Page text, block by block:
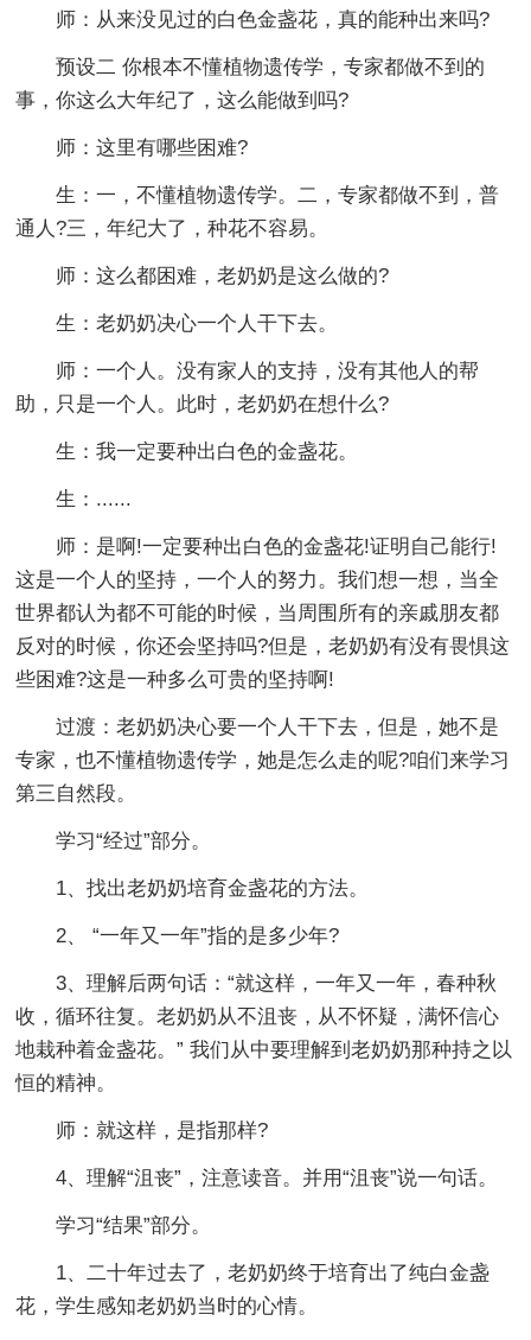
师：从来没见过的白色金盏花，真的能种出来吗?
预设二 你根本不懂植物遗传学，专家都做不到的
事，你这么大年纪了，这么能做到吗?
师：这里有哪些困难?
生：一，不懂植物遗传学。二，专家都做不到，普
通人?三，年纪大了，种花不容易。
师：这么都困难，老奶奶是这么做的?
生：老奶奶决心一个人干下去。
师：一个人。没有家人的支持，没有其他人的帮
助，只是一个人。此时，老奶奶在想什么?
生：我一定要种出白色的金盏花。
生：......
师：是啊!一定要种出白色的金盏花!证明自己能行!
这是一个人的坚持，一个人的努力。我们想一想，当全
世界都认为都不可能的时候，当周围所有的亲戚朋友都
反对的时候，你还会坚持吗?但是，老奶奶有没有畏惧这
些困难?这是一种多么可贵的坚持啊!
过渡：老奶奶决心要一个人干下去，但是，她不是
专家，也不懂植物遗传学，她是怎么走的呢?咱们来学习
第三自然段。
学习“经过”部分。
1、找出老奶奶培育金盏花的方法。
2、 “一年又一年”指的是多少年?
3、理解后两句话：“就这样，一年又一年，春种秋
收，循环往复。老奶奶从不沮丧，从不怀疑，满怀信心
地栽种着金盏花。” 我们从中要理解到老奶奶那种持之以
恒的精神。
师：就这样，是指那样?
4、理解“沮丧”，注意读音。并用“沮丧”说一句话。
学习“结果”部分。
1、二十年过去了，老奶奶终于培育出了纯白金盏
花，学生感知老奶奶当时的心情。